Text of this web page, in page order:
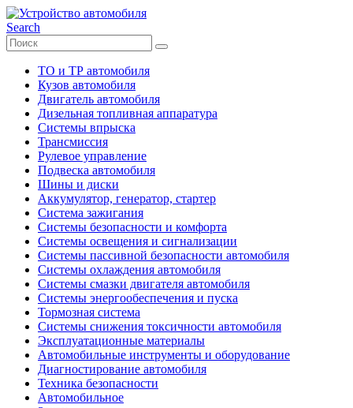
Search
ТО и ТР автомобиля
Кузов автомобиля
Двигатель автомобиля
Дизельная топливная аппаратура
Системы впрыска
Трансмиссия
Рулевое управление
Подвеска автомобиля
Шины и диски
Аккумулятор, генератор, стартер
Система зажигания
Системы безопасности и комфорта
Системы освещения и сигнализации
Системы пассивной безопасности автомобиля
Системы охлаждения автомобиля
Системы смазки двигателя автомобиля
Системы энергообеспечения и пуска
Тормозная система
Системы снижения токсичности автомобиля
Эксплуатационные материалы
Автомобильные инструменты и оборудование
Диагностирование автомобиля
Техника безопасности
Автомобильное